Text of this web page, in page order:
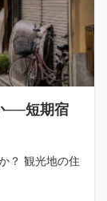
──短期宿
？ 観光地の住